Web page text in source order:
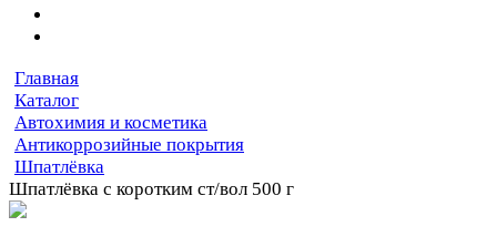
Главная
Каталог
Автохимия и косметика
Антикоррозийные покрытия
Шпатлёвка
Шпатлёвка с коротким ст/вол 500 г